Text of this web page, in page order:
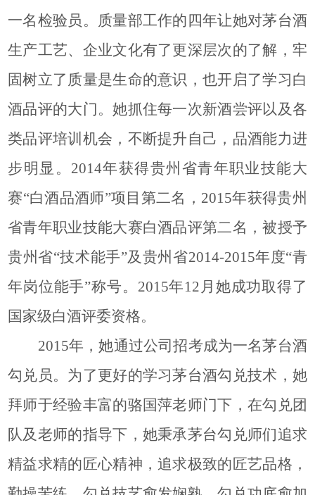
一名检验员。质量部工作的四年让她对茅台酒
生产工艺、企业文化有了更深层次的了解，牢
固树立了质量是生命的意识，也开启了学习白
酒品评的大门。她抓住每一次新酒尝评以及各
类品评培训机会，不断提升自己， 品酒能力进
步明显 。2014年获得贵州省青年职业技能大
赛“白酒品酒师”项目第二名，2015年获得贵州
省青年职业技能大赛白酒品评第二名，被授予
贵州省“技术能手”及 贵州省2014-2015年度“青
年岗位能手”称号。2015年12月她成功取得了
国家级白酒评委资格。
2015年，她通过公司招考成为一名茅台酒
勾兑员。 为了更好的学习茅台酒勾兑技术，她
拜师于经验丰富的骆国萍老师门下，在勾兑团
队及老师的指导下，她秉承茅台勾兑师们追求
精益求精的匠心精神，追求极致的匠艺品格，